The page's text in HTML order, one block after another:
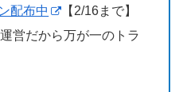
配布中
【2/16まで】
営だから万が一のトラ